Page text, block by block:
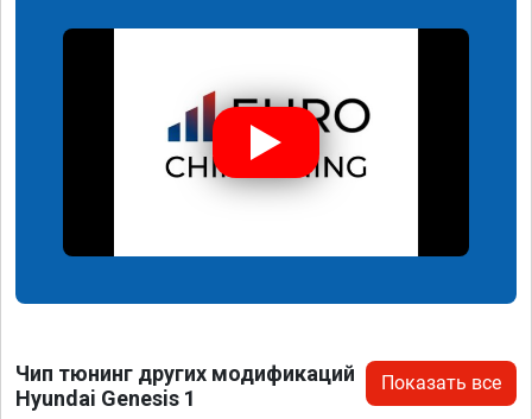
Чип тюнинг других модификаций
Hyundai Genesis 1
Показать все